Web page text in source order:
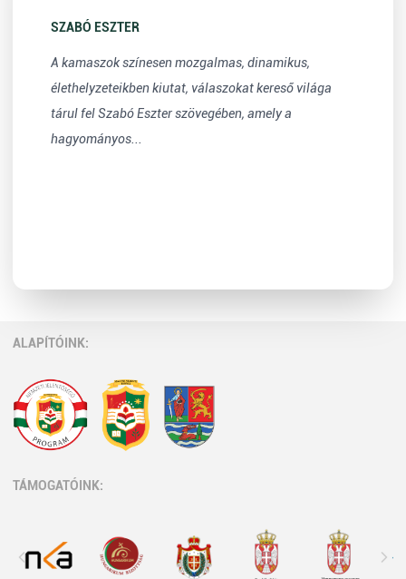
SZABÓ ESZTER
A kamaszok színesen mozgalmas, dinamikus,
élethelyzeteikben kiutat, válaszokat kereső világa
tárul fel Szabó Eszter szövegében, amely a
hagyományos...
ALAPÍTÓINK:
TÁMOGATÓINK: